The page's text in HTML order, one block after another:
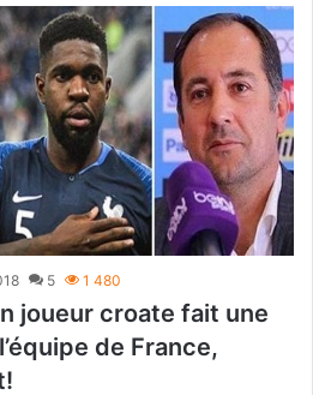
5 1 480
joueur croate fait une
de France,